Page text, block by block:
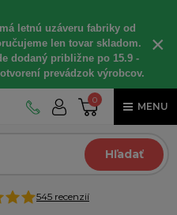
letnú uzáveru fabriky od
len tovar skladom.
dodaný približne po 15.9 -
prevádzok výrobcov.
×
0
MENU
Hľadať
545 recenzií